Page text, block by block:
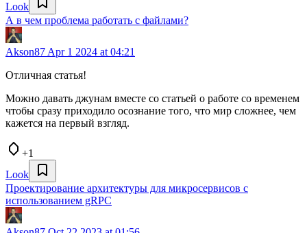
Look
А в чем проблема работать с файлами?
Akson87 Apr 1 2024 at 04:21
Отличная статья!
Можно давать джунам вместе со статьей о работе со временем
чтобы сразу приходило осознание того, что мир сложнее, чем
кажется на первый взгляд.
+1
Look
Проектирование архитектуры для микросервисов с
использованием gRPC